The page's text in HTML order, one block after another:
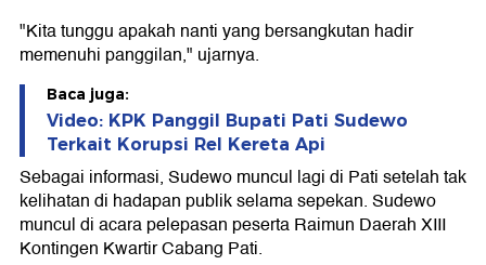
"Kita tunggu apakah nanti yang bersangkutan hadir
memenuhi panggilan," ujarnya.
Baca juga:
Video: KPK Panggil Bupati Pati Sudewo
Terkait Korupsi Rel Kereta Api
Sebagai informasi, Sudewo muncul lagi di Pati setelah tak
kelihatan di hadapan publik selama sepekan. Sudewo
muncul di acara pelepasan peserta Raimun Daerah XIII
Kontingen Kwartir Cabang Pati.